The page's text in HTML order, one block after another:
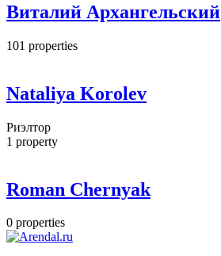
Виталий Архангельский
101 properties
Nataliya Korolev
Риэлтор
1 property
Roman Chernyak
0 properties